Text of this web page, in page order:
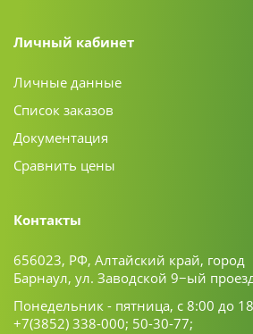
Личный кабинет
Личные данные
Список заказов
Документация
Сравнить цены
Контакты
656023, РФ, Алтайский край, город
Барнаул, ул. Заводской 9−ый
Понедельник - пятница, с 8:00 до
+7(3852) 338-000; 50-30-77;